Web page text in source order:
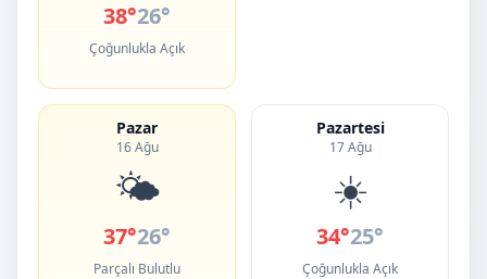
38°26°
Çoğunlukla Açık
Pazar
16 Ağu
🌤️
37°26°
Parçalı Bulutlu
Pazartesi
17 Ağu
☀️
34°25°
Çoğunlukla Açık